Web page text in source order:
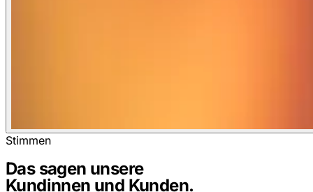
Stimmen
Das sagen unsere
Kundinnen und Kunden.